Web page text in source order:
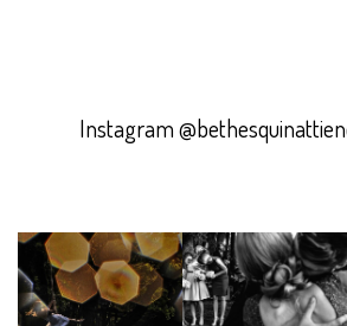
Instagram